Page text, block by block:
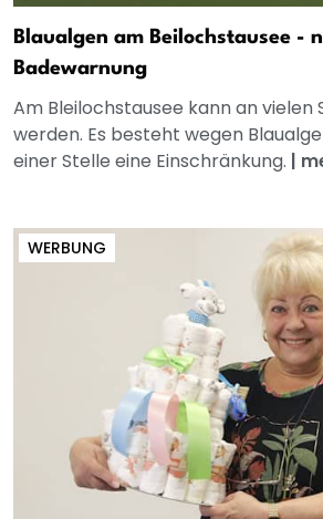
Blaualgen am Beilochstausee -
Badewarnung
Am Bleilochstausee kann an vielen
werden. Es besteht wegen
einer Stelle eine Einschränkung. |
WERBUNG